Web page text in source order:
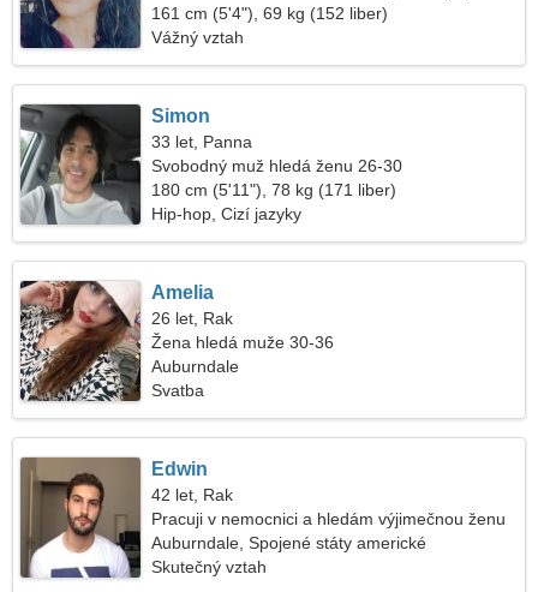
161 cm (5'4"), 69 kg (152 liber)
Vážný vztah
Simon
33 let, Panna
Svobodný muž hledá ženu 26-30
180 cm (5'11"), 78 kg (171 liber)
Hip-hop, Cizí jazyky
Amelia
26 let, Rak
Žena hledá muže 30-36
Auburndale
Svatba
Edwin
42 let, Rak
Pracuji v nemocnici a hledám výjimečnou ženu
Auburndale, Spojené státy americké
Skutečný vztah